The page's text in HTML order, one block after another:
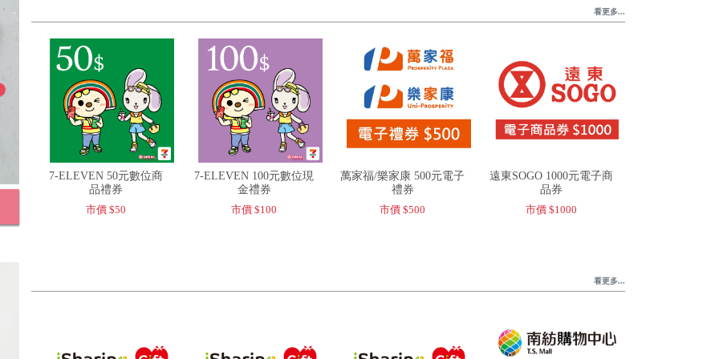
7-ELEVEN 50元數位商
品禮券
市價 $50
7-ELEVEN 100元數位現
金禮券
市價 $100
萬家福/樂家康 500元電子
禮券
市價 $500
遠東SOGO 1000元電子商
品券
市價 $1000
看更多...
看更多...